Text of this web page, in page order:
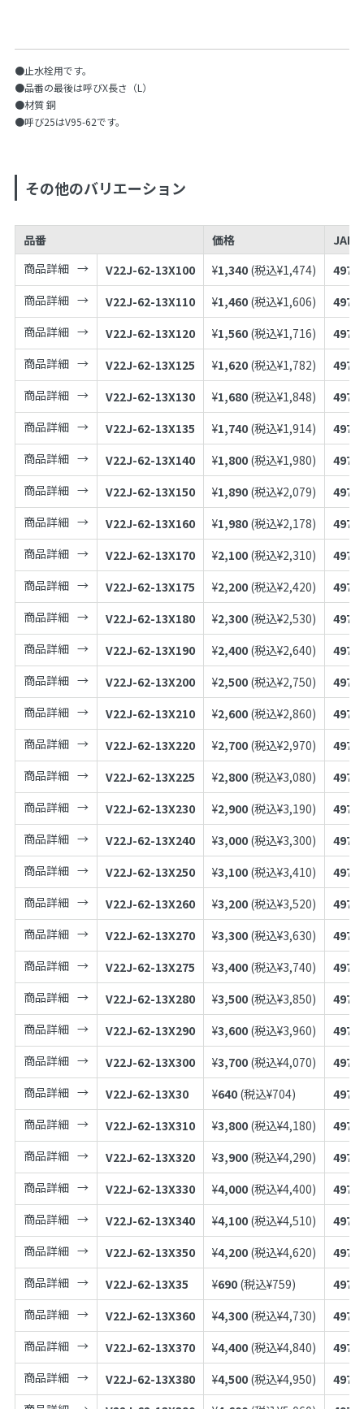
●止水栓用です。
●品番の最後は呼びX長さ（L）
●材質 銅
●呼び25はV95-62です。
その他のバリエーション
品番 価格
JAN
商品詳細
V22J-62-13X100 ¥1,340 (税込¥1,474)
商品詳細
V22J-62-13X110 ¥1,460 (税込¥1,606)
商品詳細
V22J-62-13X120 ¥1,560 (税込¥1,716)
商品詳細
V22J-62-13X125 ¥1,620 (税込¥1,782)
商品詳細
V22J-62-13X130 ¥1,680 (税込¥1,848)
商品詳細
V22J-62-13X135 ¥1,740 (税込¥1,914)
商品詳細
V22J-62-13X140 ¥1,800 (税込¥1,980)
商品詳細
V22J-62-13X150 ¥1,890 (税込¥2,079)
商品詳細
V22J-62-13X160 ¥1,980 (税込¥2,178)
商品詳細
V22J-62-13X170 ¥2,100 (税込¥2,310)
商品詳細
V22J-62-13X175 ¥2,200 (税込¥2,420)
商品詳細
V22J-62-13X180 ¥2,300 (税込¥2,530)
商品詳細
V22J-62-13X190 ¥2,400 (税込¥2,640)
商品詳細
V22J-62-13X200 ¥2,500 (税込¥2,750)
商品詳細
V22J-62-13X210 ¥2,600 (税込¥2,860)
商品詳細
V22J-62-13X220 ¥2,700 (税込¥2,970)
商品詳細
V22J-62-13X225 ¥2,800 (税込¥3,080)
商品詳細
V22J-62-13X230 ¥2,900 (税込¥3,190)
商品詳細
V22J-62-13X240 ¥3,000 (税込¥3,300)
商品詳細
V22J-62-13X250 ¥3,100 (税込¥3,410)
商品詳細
V22J-62-13X260 ¥3,200 (税込¥3,520)
商品詳細
V22J-62-13X270 ¥3,300 (税込¥3,630)
商品詳細
V22J-62-13X275 ¥3,400 (税込¥3,740)
商品詳細
V22J-62-13X280 ¥3,500 (税込¥3,850)
商品詳細
V22J-62-13X290 ¥3,600 (税込¥3,960)
商品詳細
V22J-62-13X300 ¥3,700 (税込¥4,070)
商品詳細
V22J-62-13X30 ¥640 (税込¥704)
商品詳細
V22J-62-13X310 ¥3,800 (税込¥4,180)
商品詳細
V22J-62-13X320 ¥3,900 (税込¥4,290)
商品詳細
V22J-62-13X330 ¥4,000 (税込¥4,400)
商品詳細
V22J-62-13X340 ¥4,100 (税込¥4,510)
商品詳細
V22J-62-13X350 ¥4,200 (税込¥4,620)
商品詳細
V22J-62-13X35 ¥690 (税込¥759)
商品詳細
V22J-62-13X360 ¥4,300 (税込¥4,730)
商品詳細
V22J-62-13X370 ¥4,400 (税込¥4,840)
商品詳細
V22J-62-13X380 ¥4,500 (税込¥4,950)